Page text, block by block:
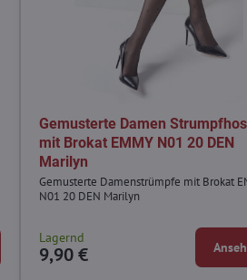
Gemusterte Damen
mit Brokat EMMY N01 20 DEN
Marilyn
Gemusterte Damenstrümpfe mit Brokat
N01 20 DEN Marilyn
Lagernd
9,90 €